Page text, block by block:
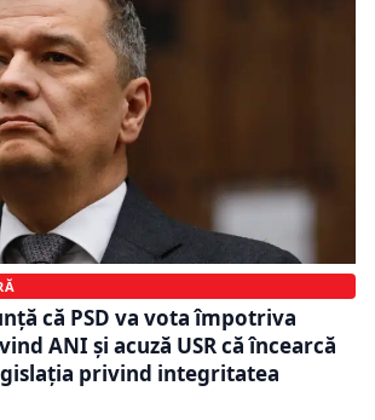
că PSD va vota împotriva
ANI și acuză USR că încearcă
privind integritatea